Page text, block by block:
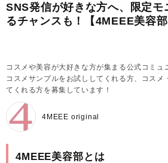
SNS発信が好きな方へ、限定モ
るチャンスも！【4MEEE美容
コスメや美容が大好きな方が集まる公式コミ
コスメサンプルをお試ししてくれる方、コスメ
てくれる方を募集しています！
4MEEE original
4MEEE美容部とは